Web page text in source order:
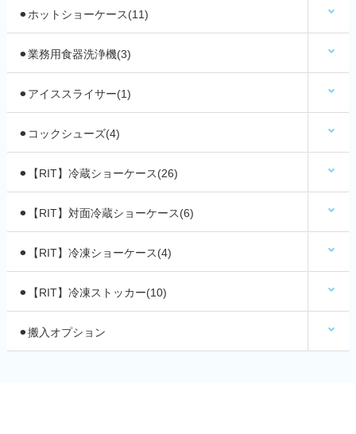
⚫︎ホットショーケース(11)
⚫︎業務用食器洗浄機(3)
⚫︎アイススライサー(1)
⚫︎コックシューズ(4)
⚫︎【RIT】冷蔵ショーケース(26)
⚫︎【RIT】対面冷蔵ショーケース(6)
⚫︎【RIT】冷凍ショーケース(4)
⚫︎【RIT】冷凍ストッカー(10)
⚫︎搬入オプション